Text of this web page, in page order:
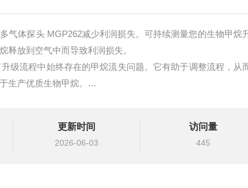
气体探头 MGP262减少利润损失。可持续测量您的生物甲烷
释放到空气中而导致利润损失。
级流程中始终存在的甲烷流失问题。它有助于调整流程，从
生产优质生物甲烷。
更新时间
2026-06-03
访问量
445